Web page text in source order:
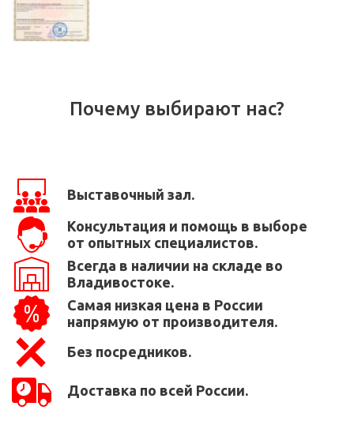
Почему выбирают нас?
Выставочный зал.
Консультация и помощь в выборе
от опытных специалистов.
Всегда в наличии на складе во
Владивостоке.
Самая низкая цена в России
напрямую от производителя.
Без посредников.
Доставка по всей России.